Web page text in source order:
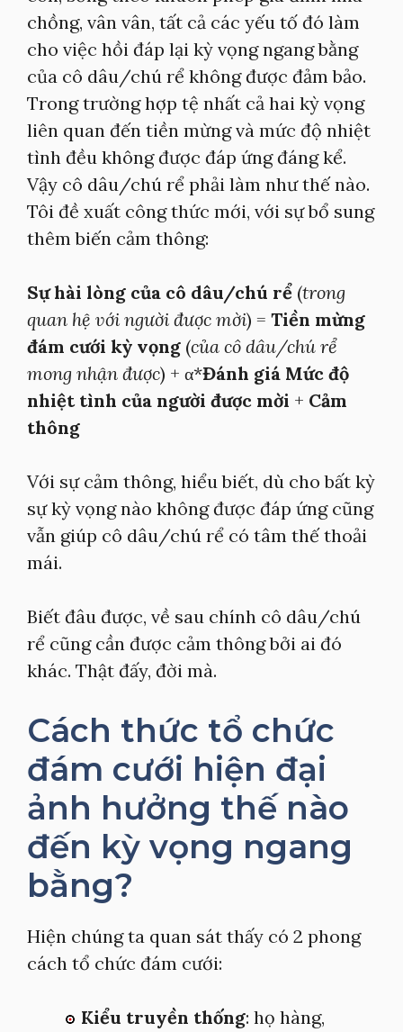
chồng, vân vân, tất cả các yếu tố đó làm
cho việc hồi đáp lại kỳ vọng ngang bằng
của cô dâu/chú rể không được đảm bảo.
Trong trường hợp tệ nhất cả hai kỳ vọng
liên quan đến tiền mừng và mức độ nhiệt
tình đều không được đáp ứng đáng kể.
Vậy cô dâu/chú rể phải làm như thế nào.
Tôi đề xuất công thức mới, với sự bổ sung
thêm biến cảm thông:
Sự hài lòng của cô dâu/chú rể (trong
quan hệ với người được mời) = Tiền mừng
đám cưới kỳ vọng (của cô dâu/chú rể
mong nhận được) + α*Đánh giá Mức độ
nhiệt tình của người được mời + Cảm
thông
Với sự cảm thông, hiểu biết, dù cho bất kỳ
sự kỳ vọng nào không được đáp ứng cũng
vẫn giúp cô dâu/chú rể có tâm thế thoải
mái.
Biết đâu được, về sau chính cô dâu/chú
rể cũng cần được cảm thông bởi ai đó
khác. Thật đấy, đời mà.
Cách thức tổ chức
đám cưới hiện đại
ảnh hưởng thế nào
đến kỳ vọng ngang
bằng?
Hiện chúng ta quan sát thấy có 2 phong
cách tổ chức đám cưới:
Kiểu truyền thống: họ hàng,